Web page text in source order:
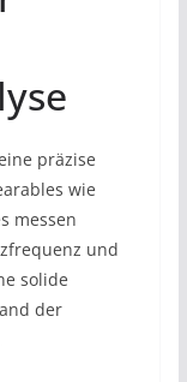
präzise
wie
messen
und
solide
der